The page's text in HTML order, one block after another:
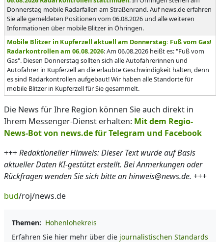
Donnerstag mobile Radarfallen am Straßenrand. Auf news.de erfahren
Sie alle gemeldeten Positionen vom 06.08.2026 und alle weiteren
Informationen über mobile Blitzer in Öhringen.
Mobile Blitzer in Kupferzell aktuell am Donnerstag: Fuß vom Gas!
Radarkontrollen am 06.08.2026: Am 06.08.2026 heißt es: "Fuß vom
Gas". Diesen Donnerstag sollten sich alle Autofahrerinnen und
Autofahrer in Kupferzell an die erlaubte Geschwindigkeit halten, denn
es sind Radarkontrollen aufgebaut! Wir haben alle Standorte für
mobile Blitzer in Kupferzell für Sie gesammelt.
Die News für Ihre Region können Sie auch direkt in
Ihrem Messenger-Dienst erhalten: Mit dem Regio-
News-Bot von news.de für Telegram und Facebook
+++Redaktioneller Hinweis: Dieser Text wurde auf Basis
aktueller Daten KI-gestützt erstellt. Bei Anmerkungen oder
Rückfragen wenden Sie sich bitte an hinweis@news.de. +++
bud/roj/news.de
Themen: Hohenlohekreis
Erfahren Sie hier mehr über die journalistischen Standards